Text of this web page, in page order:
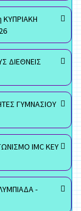
ΚΥΠΡΙΑΚΗ
ΔΙΕΘΝΕΙΣ
ΓΥΜΝΑΣΙΟΥ
IMC KEY
-